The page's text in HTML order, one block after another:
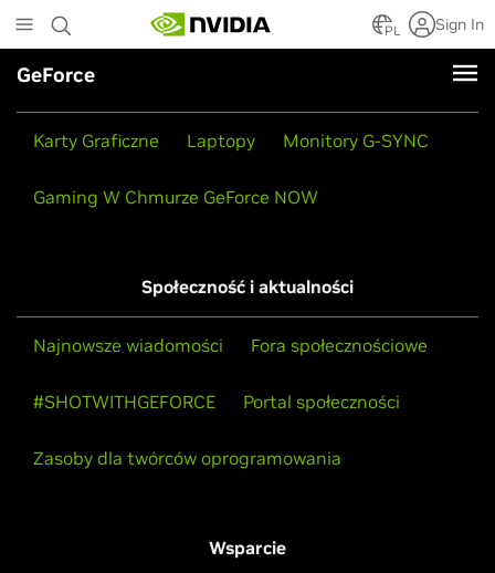
to
main
content
PL Sign In
GeForce
Karty Graficzne Laptopy Monitory G-SYNC
Gaming W Chmurze GeForce NOW
Społeczność i aktualności
Najnowsze wiadomości Fora społecznościowe
#SHOTWITHGEFORCE Portal społeczności
Zasoby dla twórców oprogramowania
Wsparcie